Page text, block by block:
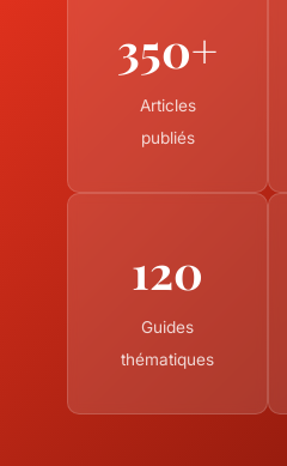
350+
Articles
publiés
120
Guides
thématiques